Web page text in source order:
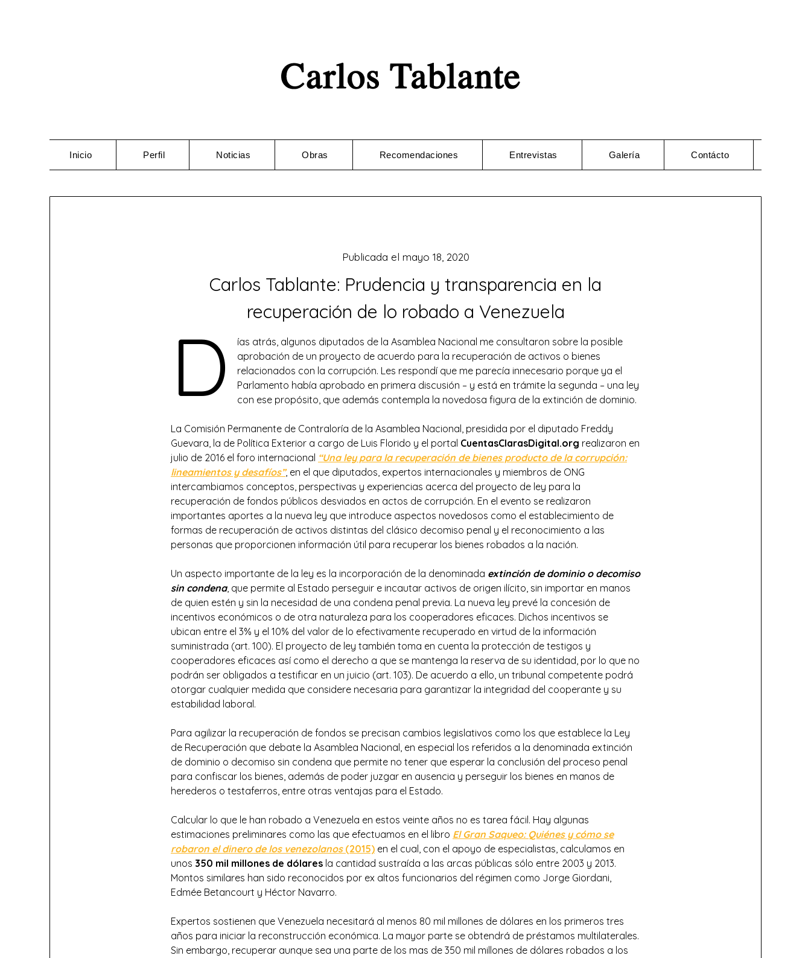
Inicio Perfil Noticias Obras Recomendaciones Entrevistas Galería Contácto
Carlos Tablante: Prudencia y transparencia en la
recuperación de lo robado a Venezuela
Publicada el mayo 18, 2020
D
ías atrás, algunos diputados de la Asamblea Nacional me consultaron sobre la posible
aprobación de un proyecto de acuerdo para la recuperación de activos o bienes
relacionados con la corrupción. Les respondí que me parecía innecesario porque ya el
Parlamento había aprobado en primera discusión – y está en trámite la segunda – una ley
con ese propósito, que además contempla la novedosa figura de la extinción de dominio.
La Comisión Permanente de Contraloría de la Asamblea Nacional, presidida por el diputado Freddy
Guevara, la de Política Exterior a cargo de Luis Florido y el portal CuentasClarasDigital.org realizaron en
julio de 2016 el foro internacional “Una ley para la recuperación de bienes producto de la corrupción:
lineamientos y desafíos”, en el que diputados, expertos internacionales y miembros de ONG
intercambiamos conceptos, perspectivas y experiencias acerca del proyecto de ley para la
recuperación de fondos públicos desviados en actos de corrupción. En el evento se realizaron
importantes aportes a la nueva ley que introduce aspectos novedosos como el establecimiento de
formas de recuperación de activos distintas del clásico decomiso penal y el reconocimiento a las
personas que proporcionen información útil para recuperar los bienes robados a la nación.
Un aspecto importante de la ley es la incorporación de la denominada extinción de dominio o decomiso
sin condena, que permite al Estado perseguir e incautar activos de origen ilícito, sin importar en manos
de quien estén y sin la necesidad de una condena penal previa. La nueva ley prevé la concesión de
incentivos económicos o de otra naturaleza para los cooperadores eficaces. Dichos incentivos se
ubican entre el 3% y el 10% del valor de lo efectivamente recuperado en virtud de la información
suministrada (art. 100). El proyecto de ley también toma en cuenta la protección de testigos y
cooperadores eficaces así como el derecho a que se mantenga la reserva de su identidad, por lo que no
podrán ser obligados a testificar en un juicio (art. 103). De acuerdo a ello, un tribunal competente podrá
otorgar cualquier medida que considere necesaria para garantizar la integridad del cooperante y su
estabilidad laboral.
Para agilizar la recuperación de fondos se precisan cambios legislativos como los que establece la Ley
de Recuperación que debate la Asamblea Nacional, en especial los referidos a la denominada extinción
de dominio o decomiso sin condena que permite no tener que esperar la conclusión del proceso penal
para confiscar los bienes, además de poder juzgar en ausencia y perseguir los bienes en manos de
herederos o testaferros, entre otras ventajas para el Estado.
Calcular lo que le han robado a Venezuela en estos veinte años no es tarea fácil. Hay algunas
estimaciones preliminares como las que efectuamos en el libro El Gran Saqueo: Quiénes y cómo se
robaron el dinero de los venezolanos (2015) en el cual, con el apoyo de especialistas, calculamos en
unos 350 mil millones de dólares la cantidad sustraída a las arcas públicas sólo entre 2003 y 2013.
Montos similares han sido reconocidos por ex altos funcionarios del régimen como Jorge Giordani,
Edmée Betancourt y Héctor Navarro.
Expertos sostienen que Venezuela necesitará al menos 80 mil millones de dólares en los primeros tres
años para iniciar la reconstrucción económica. La mayor parte se obtendrá de préstamos multilaterales.
Sin embargo, recuperar aunque sea una parte de los mas de 350 mil millones de dólares robados a los